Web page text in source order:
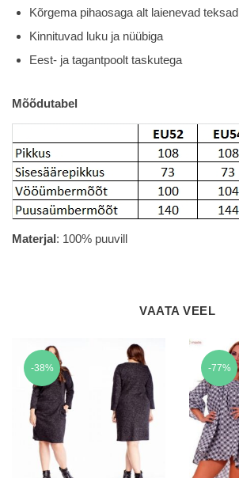
Kõrgema pihaosaga alt laienevad teksad
Kinnituvad luku ja nüübiga
Eest- ja tagantpoolt taskutega
Mõõdutabel
Materjal: 100% puuvill
VAATA VEEL
-38% -77%